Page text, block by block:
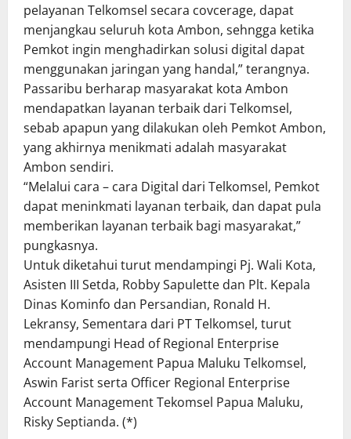
pelayanan Telkomsel secara covcerage, dapat
menjangkau seluruh kota Ambon, sehngga ketika
Pemkot ingin menghadirkan solusi digital dapat
menggunakan jaringan yang handal,” terangnya.
Passaribu berharap masyarakat kota Ambon
mendapatkan layanan terbaik dari Telkomsel,
sebab apapun yang dilakukan oleh Pemkot Ambon,
yang akhirnya menikmati adalah masyarakat
Ambon sendiri.
“Melalui cara – cara Digital dari Telkomsel, Pemkot
dapat meninkmati layanan terbaik, dan dapat pula
memberikan layanan terbaik bagi masyarakat,”
pungkasnya.
Untuk diketahui turut mendampingi Pj. Wali Kota,
Asisten III Setda, Robby Sapulette dan Plt. Kepala
Dinas Kominfo dan Persandian, Ronald H.
Lekransy, Sementara dari PT Telkomsel, turut
mendampungi Head of Regional Enterprise
Account Management Papua Maluku Telkomsel,
Aswin Farist serta Officer Regional Enterprise
Account Management Tekomsel Papua Maluku,
Risky Septianda. (*)